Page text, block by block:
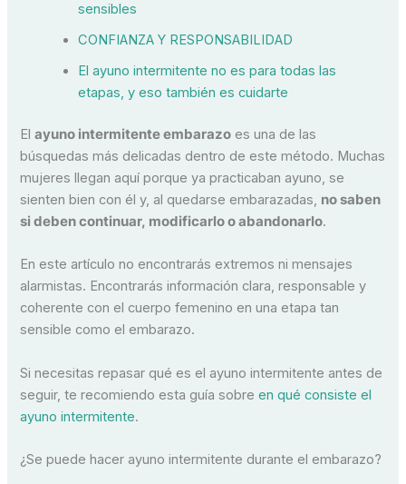
sensibles
CONFIANZA Y RESPONSABILIDAD
El ayuno intermitente no es para todas las
etapas, y eso también es cuidarte
Elayuno intermitente embarazo es una de las
búsquedas más delicadas dentro de este método. Muchas
mujeres llegan aquí porque ya practicaban ayuno, se
sienten bien con él y, al quedarse embarazadas, no saben
si deben continuar, modificarlo o abandonarlo.
En este artículo no encontrarás extremos ni mensajes
alarmistas. Encontrarás información clara, responsable y
coherente con el cuerpo femenino en una etapa tan
sensible como el embarazo.
Si necesitas repasar qué es el ayuno intermitente antes de
seguir, te recomiendo esta guía sobreen qué consiste el
ayuno intermitente.
¿Se puede hacer ayuno intermitente durante el embarazo?